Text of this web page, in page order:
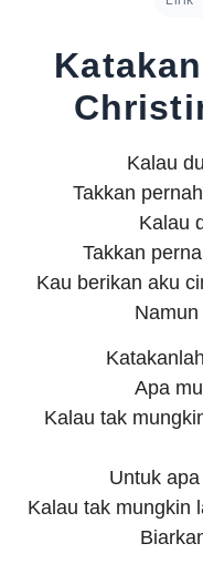
Kalau
Takkan
Kalau
Takkan
Kau berikan aku
Apa
Kalau tak
Untuk
Kalau tak mungkin